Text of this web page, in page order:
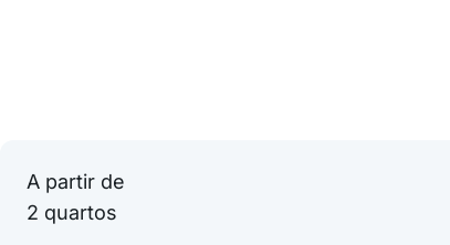
A partir de
2 quartos